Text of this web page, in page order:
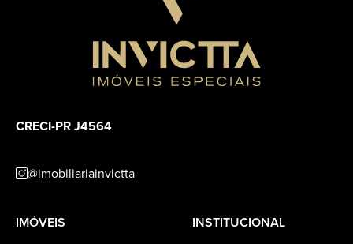
CRECI-PR J4564
@imobiliariainvictta
IMÓVEIS INSTITUCIONAL